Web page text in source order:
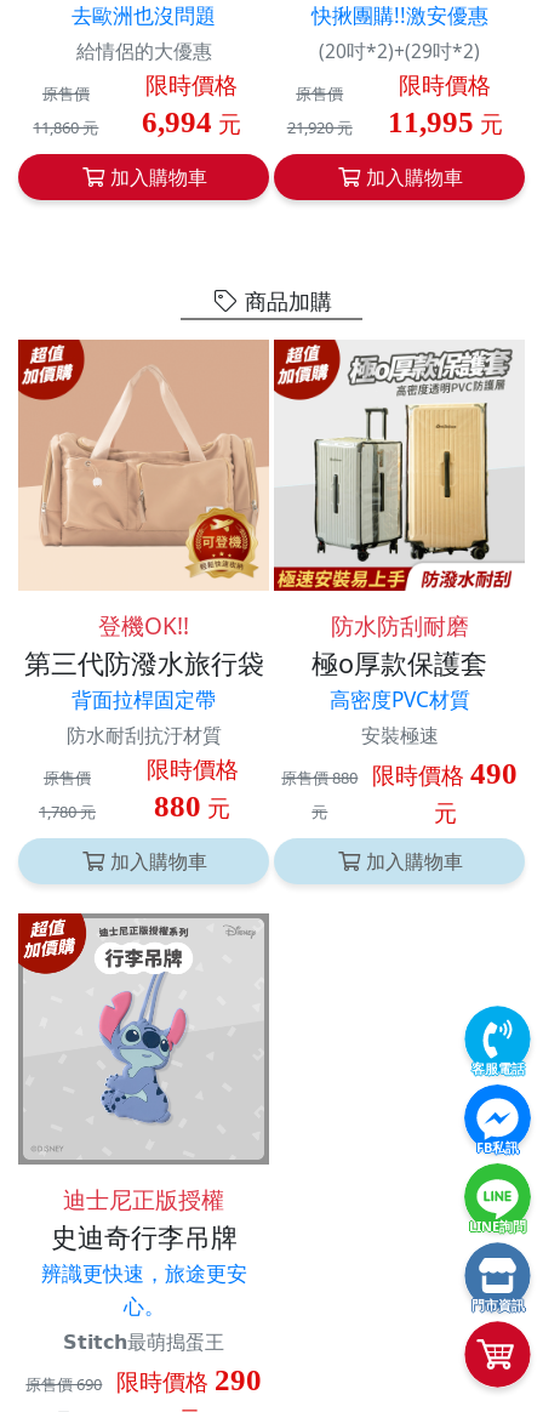
去歐洲也沒問題
給情侶的大優惠
原售價
11,860 元
限時價格
6,994 元
加入購物車
快揪團購!!激安優惠
(20吋*2)+(29吋*2)
原售價
21,920 元
限時價格
11,995 元
加入購物車
商品加購
登機OK!!
第三代防潑水旅行袋
背面拉桿固定帶
防水耐刮抗汙材質
原售價
1,780 元
限時價格
880 元
加入購物車
防水防刮耐磨
極o厚款保護套
高密度PVC材質
安裝極速
原售價 880
元
限時價格490
元
加入購物車
迪士尼正版授權
史迪奇行李吊牌
辨識更快速，旅途更安
心。
𝗦𝘁𝗶𝘁𝗰𝗵最萌搗蛋王
原售價 690
限時價格 290
客服電話
FB私訊
LINE詢問
門市資訊